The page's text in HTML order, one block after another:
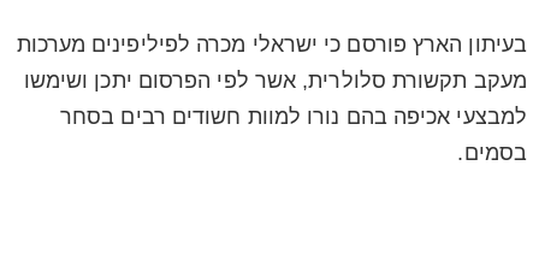
בעיתון הארץ פורסם כי ישראלי מכרה לפיליפינים מערכות
מעקב תקשורת סלולרית, אשר לפי הפרסום יתכן ושימשו
למבצעי אכיפה בהם נורו למוות חשודים רבים בסחר
בסמים.